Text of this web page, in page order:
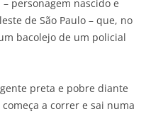
personagem nascido e
de São Paulo – que, no
bacolejo de um policial
preta e pobre diante
a correr e sai numa